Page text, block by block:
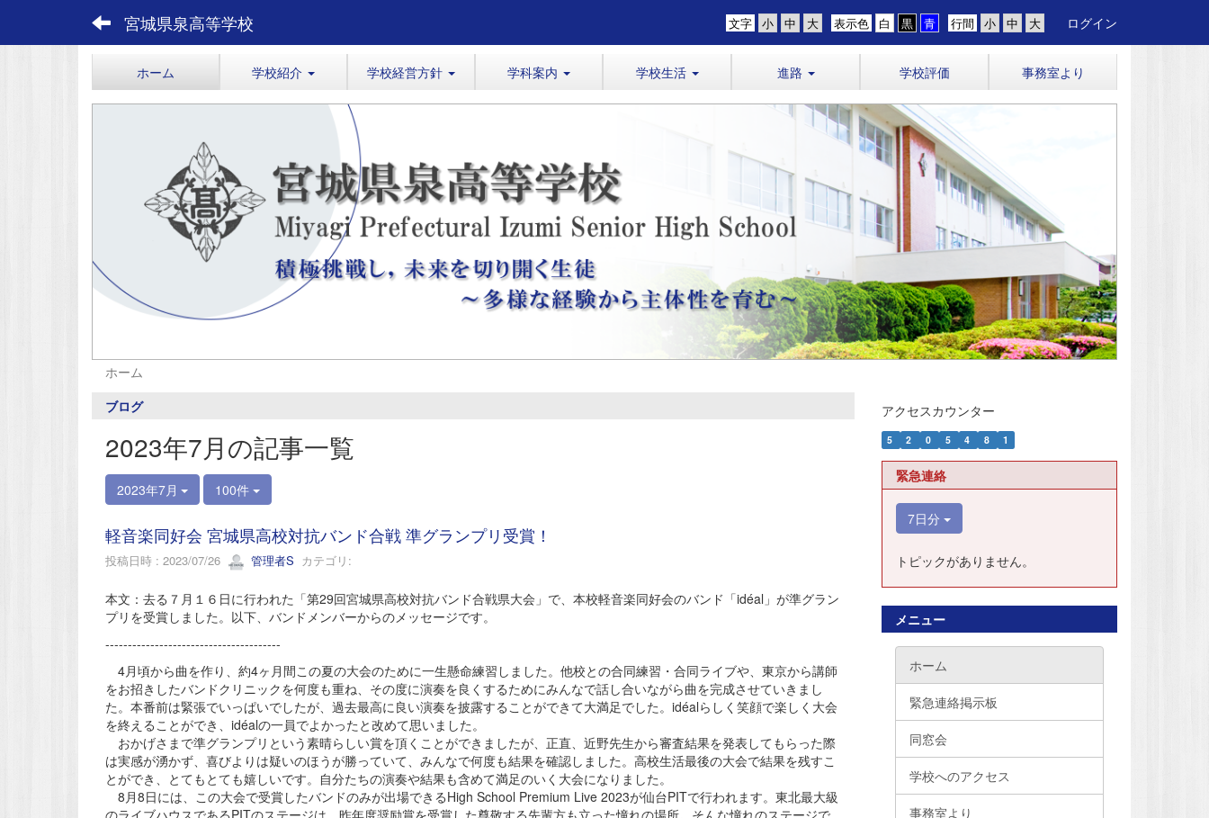
宮城県泉高等学校 行間
表示色
文字 ログイン
ホーム 学校紹介 学校経営方針 学科案内 学校生活 進路 学校評価 事務室より
ホーム
ブログ
2023年7月の記事一覧
2023年7月 100件
軽音楽同好会 宮城県高校対抗バンド合戦 準グランプリ受賞！
投稿日時 : 2023/07/26 管理者S カテゴリ:
本文：去る７月１６日に行われた「第29回宮城県高校対抗バンド合戦県大会」で、本校軽音楽同好会のバンド「idéal」が準グラン
プリを受賞しました。以下、バンドメンバーからのメッセージです。
---------------------------------------
4月頃から曲を作り、約4ヶ月間この夏の大会のために一生懸命練習しました。他校との合同練習・合同ライブや、東京から講師
をお招きしたバンドクリニックを何度も重ね、その度に演奏を良くするためにみんなで話し合いながら曲を完成させていきまし
た。本番前は緊張でいっぱいでしたが、過去最高に良い演奏を披露することができて大満足でした。idéalらしく笑顔で楽しく大会
を終えることができ、idéalの一員でよかったと改めて思いました。
おかげさまで準グランプリという素晴らしい賞を頂くことができましたが、正直、近野先生から審査結果を発表してもらった際
は実感が湧かず、喜びよりは疑いのほうが勝っていて、みんなで何度も結果を確認しました。高校生活最後の大会で結果を残すこ
とができ、とてもとても嬉しいです。自分たちの演奏や結果も含めて満足のいく大会になりました。
8月8日には、この大会で受賞したバンドのみが出場できるHigh School Premium Live 2023が仙台PITで行われます。東北最大級
のライブハウスであるPITのステージは、昨年度奨励賞を受賞した尊敬する先輩方も立った憧れの場所。そんな憧れのステージで
アクセスカウンター
5 2 0 5 4 8 1
緊急連絡
7日分
トピックがありません。
メニュー
ホーム
緊急連絡掲示板
同窓会
学校へのアクセス
事務室より